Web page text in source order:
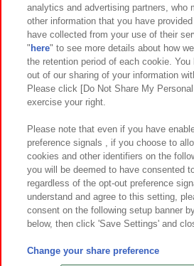
関連会社 サステナビリティ
プライバシーポリシー ウェブアクセ
お取引先さまとともに
カスタマーハラスメント対応方針 よく
©Bandai Namco
©Bandai Namco Amusement
analytics and advertising partners, who
other information that you have
have collected from your use of their
" here" to see more details about how
the retention period of each cookie.
out of our sharing of your information
Please click [Do Not Share My
exercise your right.
Please note that even if you have
preference signals , if you choose to
cookies and other identifiers on the
you will be deemed to have consented
regardless of the opt-out preference
understand and agree to this setting,
consent on the following setup banner
below, then click 'Save Settings' and
Change your share preference